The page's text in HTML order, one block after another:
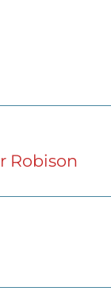
Robison